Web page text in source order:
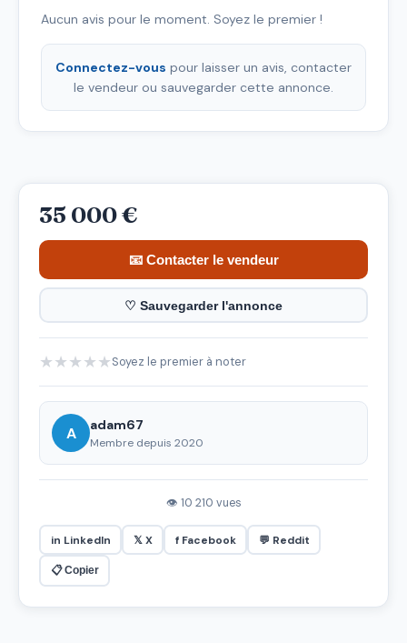
Aucun avis pour le moment. Soyez le premier !
Connectez-vous pour laisser un avis, contacter
le vendeur ou sauvegarder cette annonce.
35 000 €
📧 Contacter le vendeur
♡ Sauvegarder l'annonce
★★★★★Soyez le premier à noter
A adam67
Membre depuis 2020
👁 10 210 vues
in LinkedIn 𝕏 X f Facebook 💬 Reddit
📋 Copier